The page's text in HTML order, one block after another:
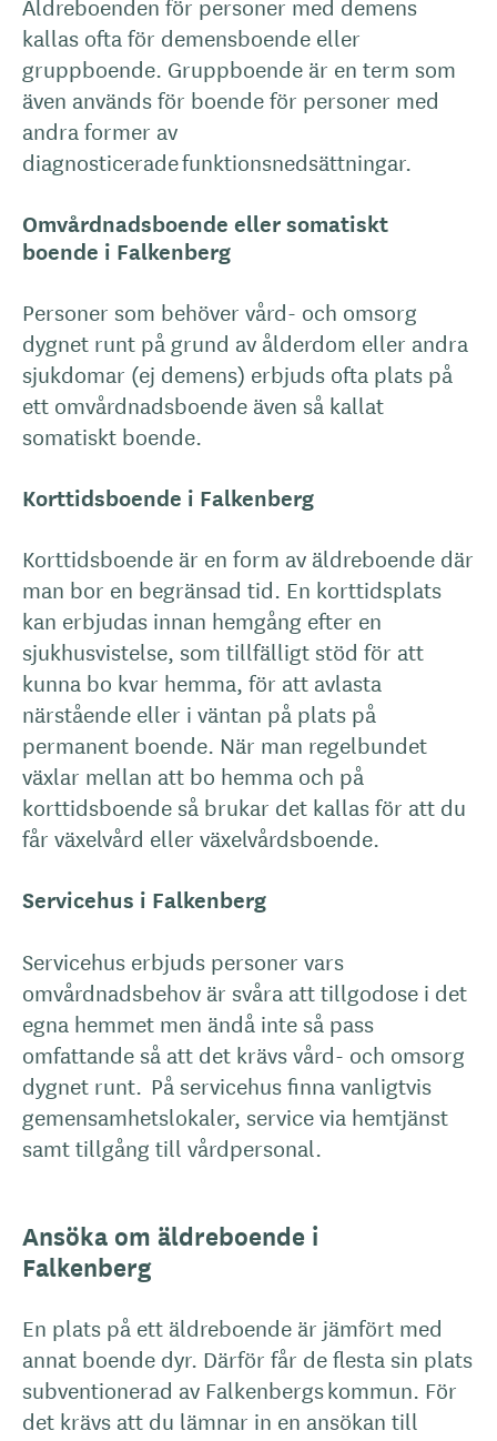
kallas ofta för demensboende eller
gruppboende. Gruppboende är en term som
även används för boende för personer med
andra former av
diagnosticerade funktionsnedsättningar.
Omvårdnadsboende eller somatiskt
boende i Falkenberg
Personer som behöver vård- och omsorg
dygnet runt på grund av ålderdom eller andra
sjukdomar (ej demens) erbjuds ofta plats på
ett omvårdnadsboende även så kallat
somatiskt boende.
Korttidsboende i Falkenberg
Korttidsboende är en form av äldreboende där
man bor en begränsad tid. En korttidsplats
kan erbjudas innan hemgång efter en
sjukhusvistelse, som tillfälligt stöd för att
kunna bo kvar hemma, för att avlasta
närstående eller i väntan på plats på
permanent boende. När man regelbundet
växlar mellan att bo hemma och på
korttidsboende så brukar det kallas för att du
får växelvård eller växelvårdsboende.
Servicehus i Falkenberg
Servicehus erbjuds personer vars
omvårdnadsbehov är svåra att tillgodose i det
egna hemmet men ändå inte så pass
omfattande så att det krävs vård- och omsorg
dygnet runt. På servicehus finna vanligtvis
gemensamhetslokaler, service via hemtjänst
samt tillgång till vårdpersonal.
Ansöka om äldreboende i
Falkenberg
En plats på ett äldreboende är jämfört med
annat boende dyr. Därför får de flesta sin plats
subventionerad av Falkenbergs kommun. För
det krävs att du lämnar in en ansökan till